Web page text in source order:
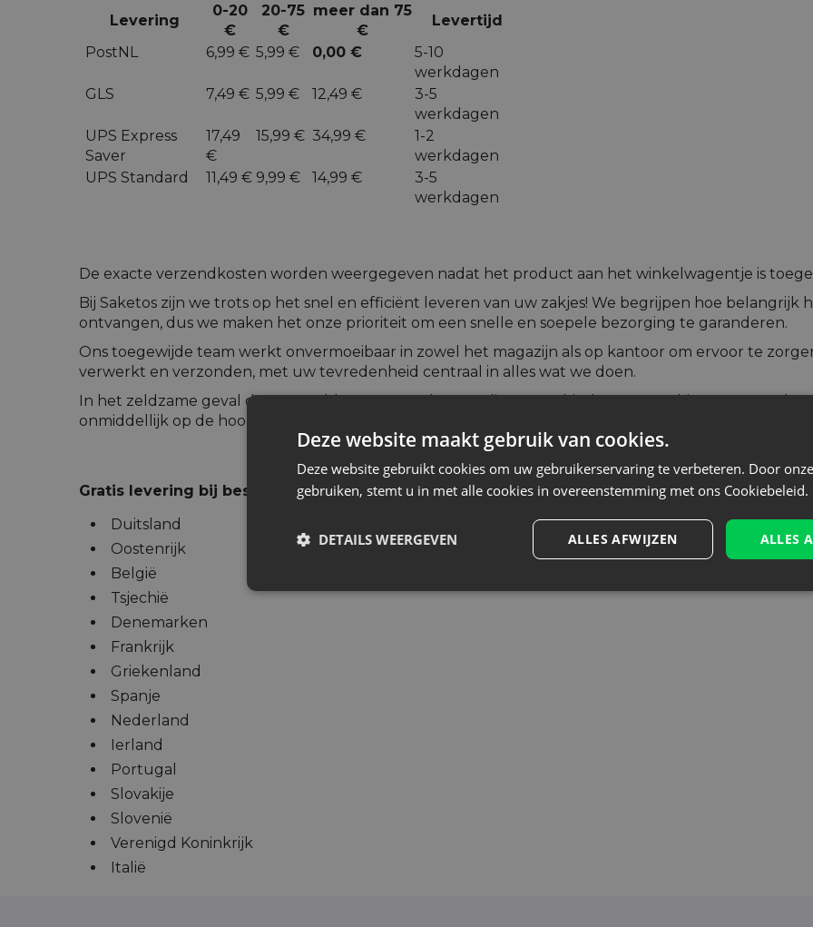
Levering
0-20
€
20-75
€
meer dan 75
€
Levertijd
PostNL
6,99 € 5,99 € 0,00 €
5-10
werkdagen
GLS
7,49 € 5,99 € 12,49 €
3-5
werkdagen
UPS Express
Saver
17,49
€
15,99 € 34,99 €
1-2
werkdagen
UPS Standard
11,49 € 9,99 € 14,99 €
3-5
werkdagen
De exacte verzendkosten worden weergegeven nadat het product aan het winkelwagentje is
Bij Saketos zijn we trots op het snel en efficiënt leveren van uw zakjes! We begrijpen hoe belangrijk
ontvangen, dus we maken het onze prioriteit om een snelle en soepele bezorging te garanderen.
Ons toegewijde team werkt onvermoeibaar in zowel het magazijn als op kantoor om ervoor te
verwerkt en verzonden, met uw tevredenheid centraal in alles wat we doen.
In het zeldzame geval dat we problemen tegenkomen die ons verhinderen uw zakjes te
onmiddellijk op de hoogte stellen met een duidelijke update en oplossing. Uw tevredenheid is onze
Gratis levering bij bestellingen boven € 75 geldt voor de volgende landen:
Duitsland
Oostenrijk
België
Tsjechië
Denemarken
Frankrijk
Griekenland
Spanje
Nederland
Ierland
Portugal
Slovakije
Slovenië
Verenigd Koninkrijk
Italië
Deze website maakt gebruik van cookies.
Deze website gebruikt cookies om uw gebruikerservaring te verbeteren. Door
gebruiken, stemt u in met alle cookies in overeenstemming met ons Cookiebeleid.
ALLES
ALLES AFWIJZEN
DETAILS WEERGEVEN